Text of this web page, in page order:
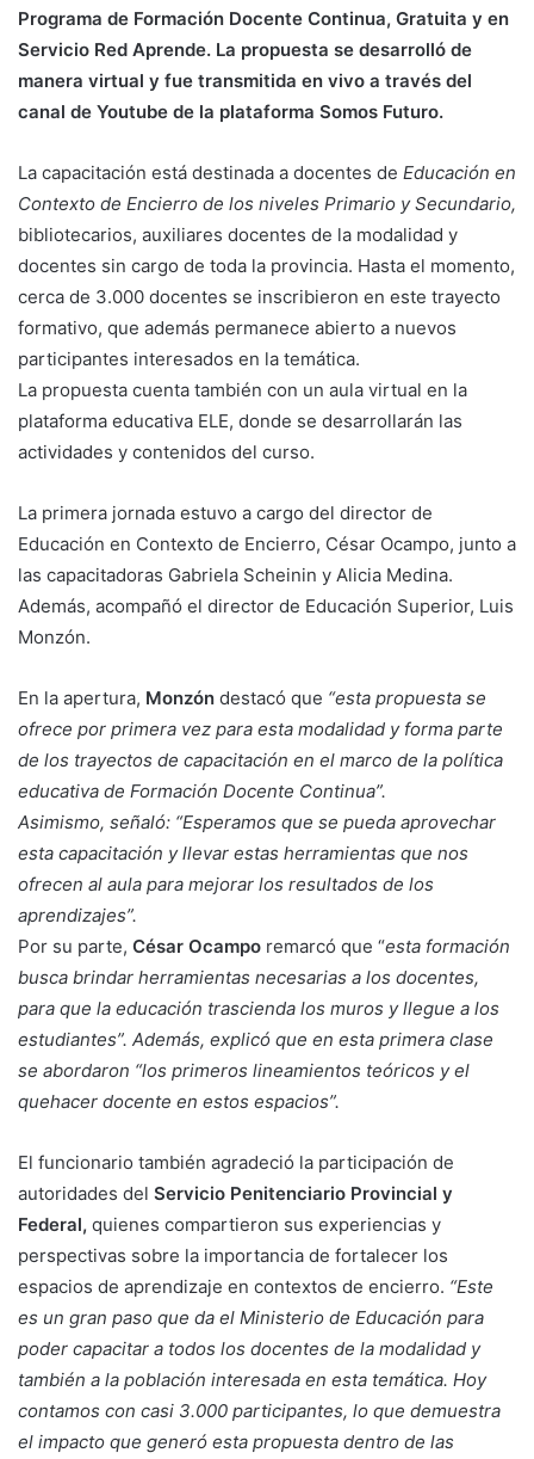
Programa de Formación Docente Continua, Gratuita y en
Servicio Red Aprende. La propuesta se desarrolló de
manera virtual y fue transmitida en vivo a través del
canal de Youtube de la plataforma Somos Futuro.
La capacitación está destinada a docentes de Educación en
Contexto de Encierro de los niveles Primario y Secundario,
bibliotecarios, auxiliares docentes de la modalidad y
docentes sin cargo de toda la provincia. Hasta el momento,
cerca de 3.000 docentes se inscribieron en este trayecto
formativo, que además permanece abierto a nuevos
participantes interesados en la temática.
La propuesta cuenta también con un aula virtual en la
plataforma educativa ELE, donde se desarrollarán las
actividades y contenidos del curso.
La primera jornada estuvo a cargo del director de
Educación en Contexto de Encierro, César Ocampo, junto a
las capacitadoras Gabriela Scheinin y Alicia Medina.
Además, acompañó el director de Educación Superior, Luis
Monzón.
En la apertura, Monzón destacó que “esta propuesta se
ofrece por primera vez para esta modalidad y forma parte
de los trayectos de capacitación en el marco de la política
educativa de Formación Docente Continua”.
Asimismo, señaló: “Esperamos que se pueda aprovechar
esta capacitación y llevar estas herramientas que nos
ofrecen al aula para mejorar los resultados de los
aprendizajes”.
Por su parte, César Ocampo remarcó que “esta formación
busca brindar herramientas necesarias a los docentes,
para que la educación trascienda los muros y llegue a los
estudiantes”. Además, explicó que en esta primera clase
se abordaron “los primeros lineamientos teóricos y el
quehacer docente en estos espacios”.
El funcionario también agradeció la participación de
autoridades del Servicio Penitenciario Provincial y
Federal, quienes compartieron sus experiencias y
perspectivas sobre la importancia de fortalecer los
espacios de aprendizaje en contextos de encierro. “Este
es un gran paso que da el Ministerio de Educación para
poder capacitar a todos los docentes de la modalidad y
también a la población interesada en esta temática. Hoy
contamos con casi 3.000 participantes, lo que demuestra
el impacto que generó esta propuesta dentro de las